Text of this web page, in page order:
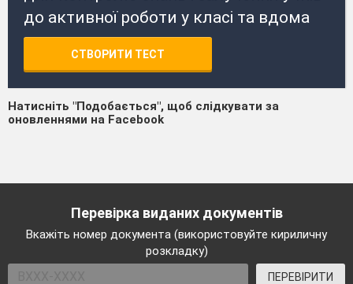
до активної роботи у класі та вдома
СТВОРИТИ ТЕСТ
Натисніть "Подобається", щоб слідкувати за
оновленнями на Facebook
Перевірка виданих документів
Вкажіть номер документа (використовуйте кириличну
розкладку)
ПЕРЕВІРИТИ